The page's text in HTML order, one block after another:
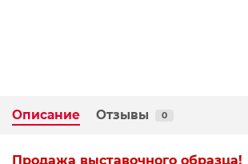
Описание Отзывы 0
Продажа выставочного образца!